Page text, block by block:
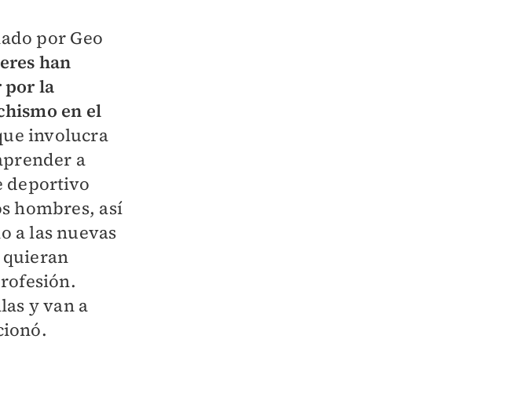
por Geo
han
por la
en el
involucra
a
deportivo
hombres, así
a las nuevas
quieran
y van a